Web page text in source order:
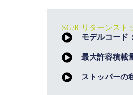
SG/R リターンスト
モデルコード：
最大許容積載
ストッパーの